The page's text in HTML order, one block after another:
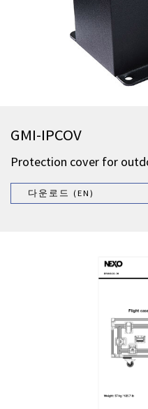
GMI-IPCOV
Protection cover for
다운로드 (EN)